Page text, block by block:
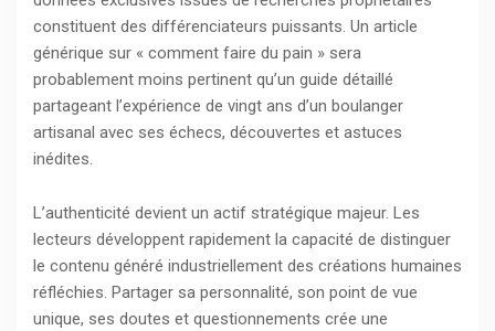
constituent des différenciateurs puissants. Un article
générique sur « comment faire du pain » sera
probablement moins pertinent qu’un guide détaillé
partageant l’expérience de vingt ans d’un boulanger
artisanal avec ses échecs, découvertes et astuces
inédites.
L’authenticité devient un actif stratégique majeur. Les
lecteurs développent rapidement la capacité de distinguer
le contenu généré industriellement des créations humaines
réfléchies. Partager sa personnalité, son point de vue
unique, ses doutes et questionnements crée une